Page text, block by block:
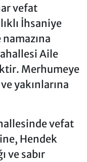
vefat
İhsaniye
Aile
Merhumeye
yakınlarına
vefat
Hendek
ve sabır